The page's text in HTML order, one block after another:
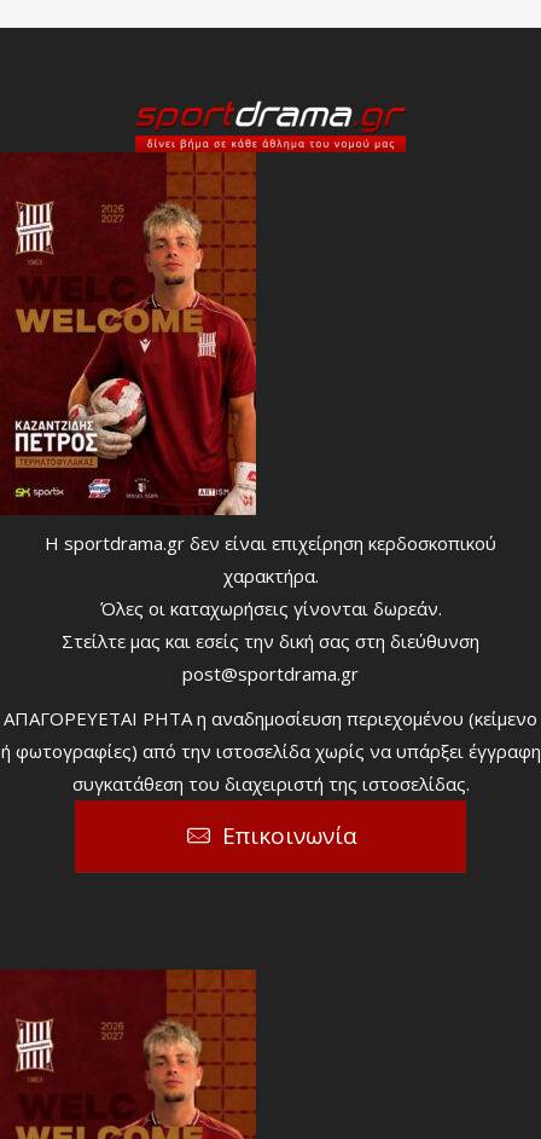
Η sportdrama.gr δεν είναι επιχείρηση κερδοσκοπικού
χαρακτήρα.
Όλες οι καταχωρήσεις γίνονται δωρεάν.
Στείλτε μας και εσείς την δική σας στη διεύθυνση
post@sportdrama.gr
ΑΠΑΓΟΡΕΥΕΤΑΙ ΡΗΤΑ η αναδημοσίευση περιεχομένου (κείμενο
ή φωτογραφίες) από την ιστοσελίδα χωρίς να υπάρξει έγγραφη
συγκατάθεση του διαχειριστή της ιστοσελίδας.
Επικοινωνία